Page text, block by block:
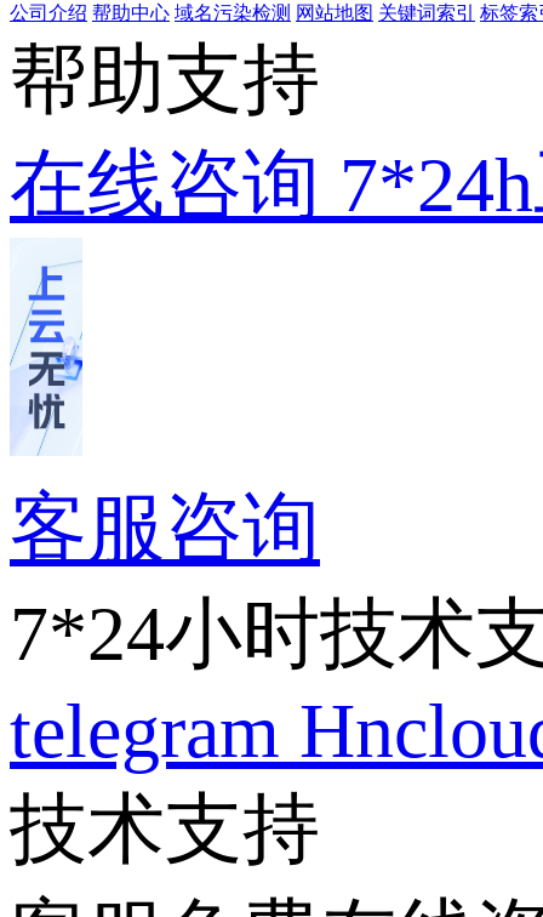
公司介绍 帮助中心 域名污染检测 网站地图 关键词索引 标签索
帮助支持
在线咨询
客服咨询
7*24小时技术
telegram
技术支持